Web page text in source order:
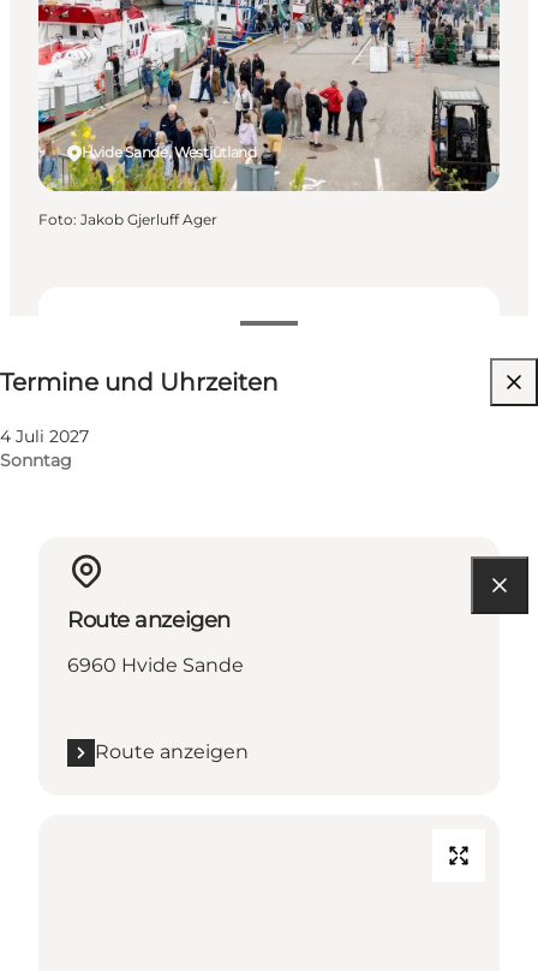
Termine und Uhrzeiten
Termine und Uhrzeiten
4 Juli 2027
Sonntag
Hvide Sande, Westjütland
Foto: Jakob Gjerluff Ager
Route anzeigen
6960 Hvide Sande
Route anzeigen